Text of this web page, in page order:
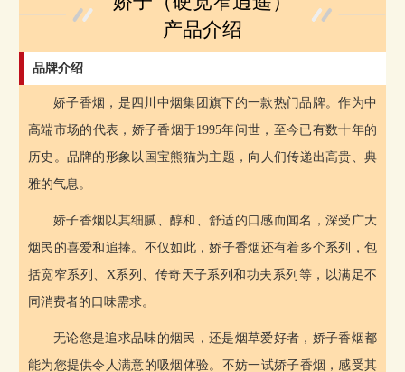
产品介绍
品牌介绍
娇子香烟，是四川中烟集团旗下的一款热门品牌。作为中
高端市场的代表，娇子香烟于1995年问世，至今已有数十年的
历史。品牌的形象以国宝熊猫为主题，向人们传递出高贵、典
雅的气息。
娇子香烟以其细腻、醇和、舒适的口感而闻名，深受广大
烟民的喜爱和追捧。不仅如此，娇子香烟还有着多个系列，包
括宽窄系列、X系列、传奇天子系列和功夫系列等，以满足不
同消费者的口味需求。
无论您是追求品味的烟民，还是烟草爱好者，娇子香烟都
能为您提供令人满意的吸烟体验。不妨一试娇子香烟，感受其